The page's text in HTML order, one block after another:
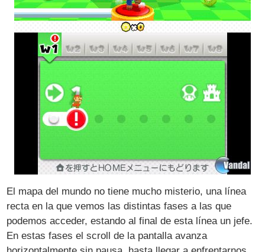
El mapa del mundo no tiene mucho misterio, una línea
recta en la que vemos las distintas fases a las que
podemos acceder, estando al final de esta línea un jefe.
En estas fases el scroll de la pantalla avanza